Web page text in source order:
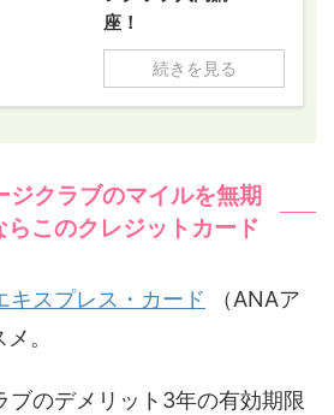
座！
続きを見る
ジクラブのマイルを無期
らこのクレジットカード
キスプレス・カード （ANAア
。
ブのデメリット3年の有効期限